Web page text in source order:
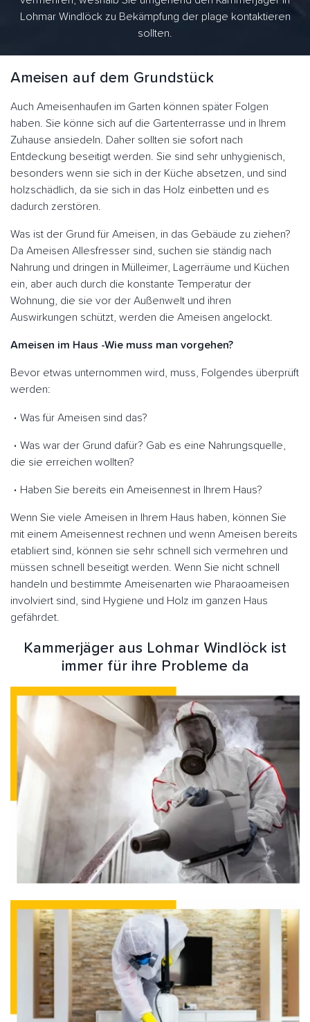
Lohmar Windlöck zu Bekämpfung der plage kontaktieren
sollten.
Ameisen auf dem Grundstück
Auch Ameisenhaufen im Garten können später Folgen
haben. Sie könne sich auf die Gartenterrasse und in Ihrem
Zuhause ansiedeln. Daher sollten sie sofort nach
Entdeckung beseitigt werden. Sie sind sehr unhygienisch,
besonders wenn sie sich in der Küche absetzen, und sind
holzschädlich, da sie sich in das Holz einbetten und es
dadurch zerstören.
Was ist der Grund für Ameisen, in das Gebäude zu ziehen?
Da Ameisen Allesfresser sind, suchen sie ständig nach
Nahrung und dringen in Mülleimer, Lagerräume und Küchen
ein, aber auch durch die konstante Temperatur der
Wohnung, die sie vor der Außenwelt und ihren
Auswirkungen schützt, werden die Ameisen angelockt.
Ameisen im Haus -Wie muss man vorgehen?
Bevor etwas unternommen wird, muss, Folgendes überprüft
werden:
Was für Ameisen sind das?
Was war der Grund dafür? Gab es eine Nahrungsquelle,
die sie erreichen wollten?
Haben Sie bereits ein Ameisennest in Ihrem Haus?
Wenn Sie viele Ameisen in Ihrem Haus haben, können Sie
mit einem Ameisennest rechnen und wenn Ameisen bereits
etabliert sind, können sie sehr schnell sich vermehren und
müssen schnell beseitigt werden. Wenn Sie nicht schnell
handeln und bestimmte Ameisenarten wie Pharaoameisen
involviert sind, sind Hygiene und Holz im ganzen Haus
gefährdet.
Kammerjäger aus Lohmar Windlöck ist
immer für ihre Probleme da